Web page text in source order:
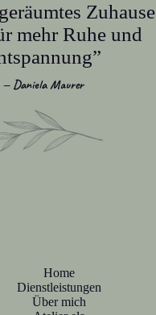
Zuhause
mehr Ruhe und
— Daniela Maurer
Home
Dienstleistungen
Über mich